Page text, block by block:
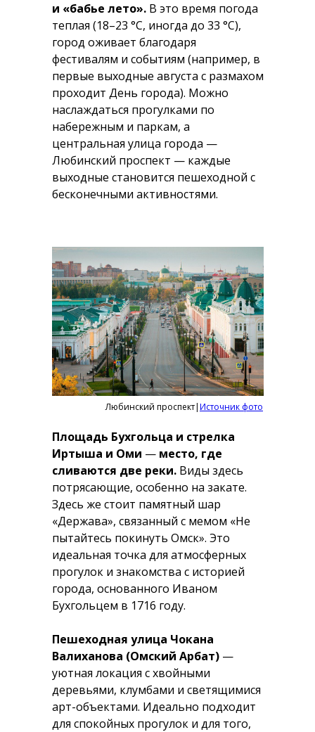
и «бабье лето». В это время погода
теплая (18–23 °C, иногда до 33 °C),
город оживает благодаря
фестивалям и событиям (например, в
первые выходные августа с размахом
проходит День города). Можно
наслаждаться прогулками по
набережным и паркам, а
центральная улица города —
Любинский проспект — каждые
выходные становится пешеходной с
бесконечными активностями.
Любинский проспект|Источник фото
Площадь Бухгольца и стрелка
Иртыша и Оми — место, где
сливаются две реки. Виды здесь
потрясающие, особенно на закате.
Здесь же стоит памятный шар
«Держава», связанный с мемом «Не
пытайтесь покинуть Омск». Это
идеальная точка для атмосферных
прогулок и знакомства с историей
города, основанного Иваном
Бухгольцем в 1716 году.
Пешеходная улица Чокана
Валиханова (Омский Арбат) —
уютная локация с хвойными
деревьями, клумбами и светящимися
арт-объектами. Идеально подходит
для спокойных прогулок и для того,